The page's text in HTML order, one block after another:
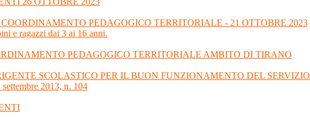
PEDAGOGICO TERRITORIALE - 21 OTTOBRE 2023
e ragazzi dai 3 ai 16 anni.
PEDAGOGICO TERRITORIALE AMBITO DI TIRANO
SCOLASTICO PER IL BUON FUNZIONAMENTO DEL SERVIZIO
2013, n. 104